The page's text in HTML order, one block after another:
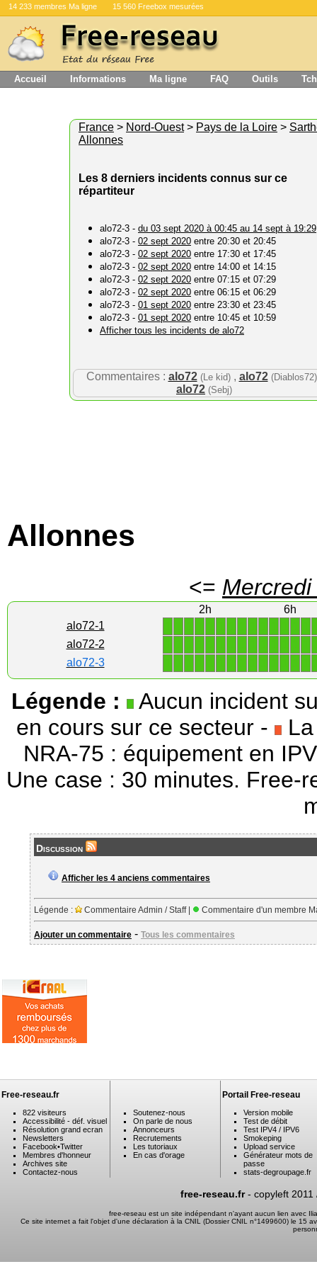
14 233 membres Ma ligne 15 560 Freebox mesurées
Accueil Informations Ma ligne FAQ Outils
France > Nord-Ouest> Pays de la Loire >
Allonnes
Les 8 derniers incidents connus sur ce
répartiteur
alo72-3 - du 03 sept 2020 à 00:45 au 14 sept à 19:29
alo72-3 - 02 sept 2020 entre 20:30 et 20:45
alo72-3 - 02 sept 2020 entre 17:30 et 17:45
alo72-3 - 02 sept 2020 entre 14:00 et 14:15
alo72-3 - 02 sept 2020 entre 07:15 et 07:29
alo72-3 - 02 sept 2020 entre 06:15 et 06:29
alo72-3 - 01 sept 2020 entre 23:30 et 23:45
alo72-3 - 01 sept 2020 entre 10:45 et 10:59
Afficher tous les incidents de alo72
Commentaires : alo72 (Le kid), alo72 (Diablos72)
alo72 (Sebj)
Allonnes
<=
2h
6h
alo72-1
alo72-2
alo72-3
Légende :
Aucun incident
en cours sur ce secteur - La
NRA-75 : équipement en
Une case : 30 minutes. Free-
Discussion
Afficher les 4 anciens commentaires
Légende : Commentaire Admin / Staff | Commentaire d'un membre
Ajouter un commentaire - Tous les commentaires
Free-reseau.fr
822 visiteurs
Accessibilité - déf. visuel
Résolution grand ecran
Newsletters
Facebook•Twitter
Membres d'honneur
Archives site
Contactez-nous
Soutenez-nous
On parle de nous
Annonceurs
Recrutements
Les tutoriaux
En cas d'orage
Portail Free-reseau
Version mobile
Test de débit
Test IPV4 / IPV6
Smokeping
Upload service
Générateur mots de
passe
stats-degroupage.fr
free-reseau.fr- copyleft 2011
free-reseau est un site indépendant n'ayant aucun lien avec
Ce site internet a fait l'objet d'une déclaration à la CNIL (Dossier CNIL n°1499600) le 15